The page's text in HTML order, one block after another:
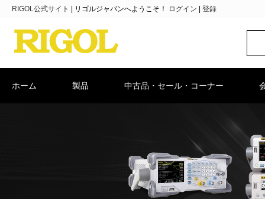
RIGOL公式サイト リゴルジャパンへようこそ！ ログイン 登録
ホーム 製品 中古品・セール・コーナー